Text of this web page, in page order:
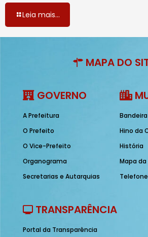
Leia mais...
MAPA DO
GOVERNO
A Prefeitura
O Prefeito
O Vice-Prefeito
Organograma
Secretarias e Autarquias
Bandeira
Hino da
História
Mapa
TRANSPARÊNCIA
Portal da Transparência